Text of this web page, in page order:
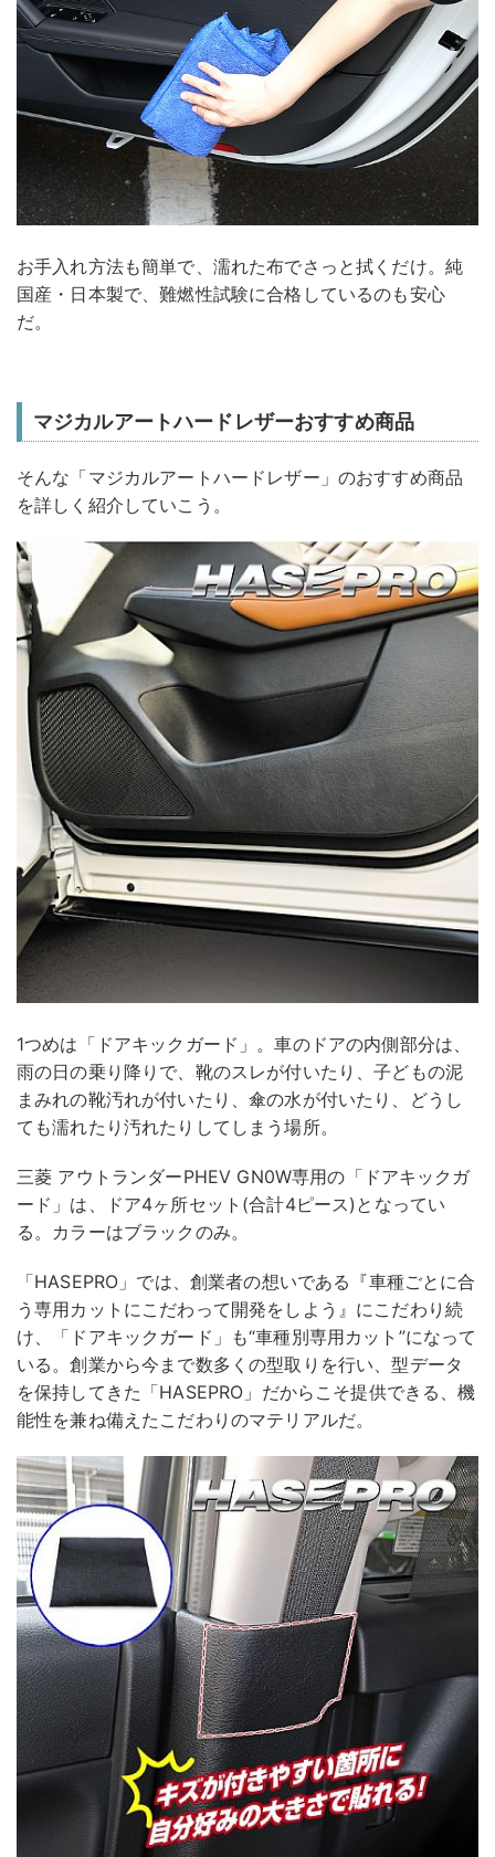
お手入れ方法も簡単で、濡れた布でさっと拭くだけ。純
国産・日本製で、難燃性試験に合格しているのも安心
だ。
マジカルアートハードレザーおすすめ商品
そんな「マジカルアートハードレザー」のおすすめ商品
を詳しく紹介していこう。
1つめは「ドアキックガード」。車のドアの内側部分は、
雨の日の乗り降りで、靴のスレが付いたり、子どもの泥
まみれの靴汚れが付いたり、傘の水が付いたり、どうし
ても濡れたり汚れたりしてしまう場所。
三菱 アウトランダーPHEV GN0W専用の「ドアキックガ
ード」は、ドア4ヶ所セット(合計4ピース)となってい
る。カラーはブラックのみ。
「HASEPRO」では、創業者の想いである『車種ごとに合
う専用カットにこだわって開発をしよう』にこだわり続
け、「ドアキックガード」も“車種別専用カット”になって
いる。創業から今まで数多くの型取りを行い、型データ
を保持してきた「HASEPRO」だからこそ提供できる、機
能性を兼ね備えたこだわりのマテリアルだ。